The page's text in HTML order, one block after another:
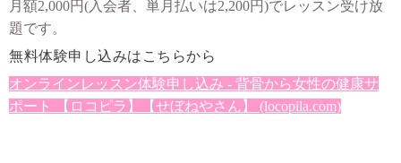
月額2,000円(入会者、単月払いは2,200円)でレッスン受け放
題です。
無料体験申し込みはこちらから
オンラインレッスン体験申し込み - 背骨から女性の健康サ
ポート 【ロコピラ】【せぼねやさん】 (locopila.com)